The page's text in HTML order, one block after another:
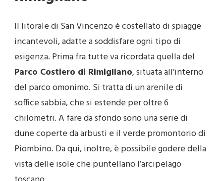
Il litorale di San Vincenzo è costellato di spiagge
incantevoli, adatte a soddisfare ogni tipo di
esigenza. Prima fra tutte va ricordata quella del
Parco Costiero di Rimigliano, situata all’interno
del parco omonimo. Si tratta di un arenile di
soffice sabbia, che si estende per oltre 6
chilometri. A fare da sfondo sono una serie di
dune coperte da arbusti e il verde promontorio di
Piombino. Da qui, inoltre, è possibile godere della
vista delle isole che puntellano l’arcipelago